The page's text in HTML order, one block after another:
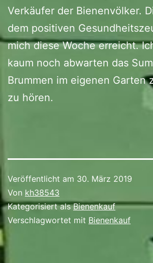
Verkäufer der Bienenvölker.
dem positiven
mich diese Woche erreicht.
kaum noch abwarten das
Brummen im eigenen Garten
zu hören.
Veröffentlicht am 30. März 2019
Von kh38543
Kategorisiert alsBienenkauf
Verschlagwortet mit Bienenkauf